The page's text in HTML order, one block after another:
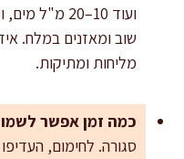
שוב ומאזנים במלח.
מליחות ומתיקות.
כמה זמן אפשר
סגורה. לחימום,